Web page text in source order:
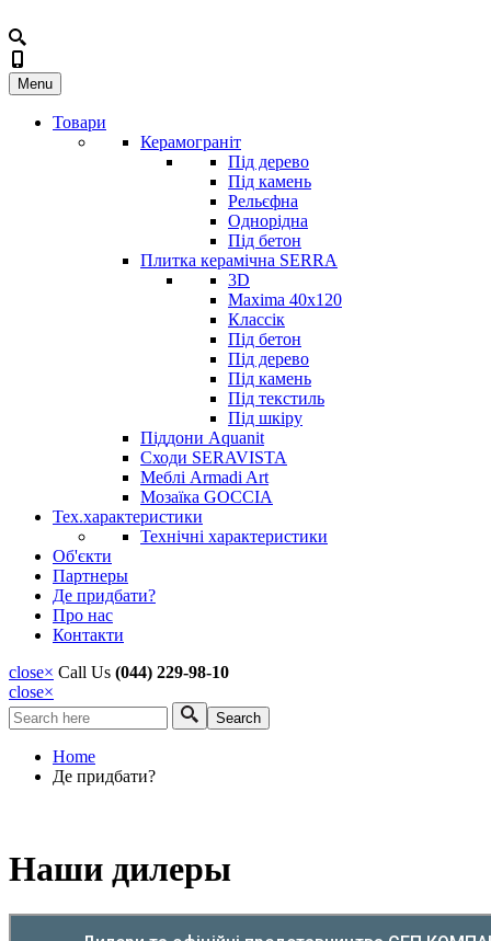
Menu
Товари
Керамограніт
Під дерево
Під камень
Рельєфна
Однорідна
Під бетон
Плитка керамічна SERRA
3D
Maxima 40x120
Классік
Під бетон
Під дерево
Під камень
Під текстиль
Під шкіру
Піддони Aquanit
Сходи SERAVISTA
Меблі Armadi Art
Мозаїка GOCCIA
Тех.характеристики
Технічні характеристики
Об'єкти
Партнеры
Де придбати?
Про нас
Контакти
close× Call Us (044) 229-98-10
close×
Search form
Search
Home
Де придбати?
Наши дилеры